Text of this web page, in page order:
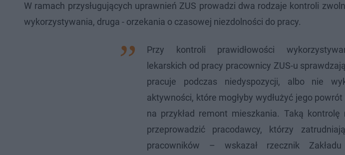
W ramach przysługujących uprawnień ZUS prowadzi dwa rodzaje kontroli
wykorzystywania, druga - orzekania o czasowej niezdolności do pracy.
Przy kontroli prawidłowości
lekarskich od pracy pracownicy ZUS-u
pracuje podczas niedyspozycji, albo nie
aktywności, które mogłyby wydłużyć jego
na przykład remont mieszkania. Taką kontrolę
przeprowadzić pracodawcy, którzy
pracowników – wskazał rzecznik Zakładu